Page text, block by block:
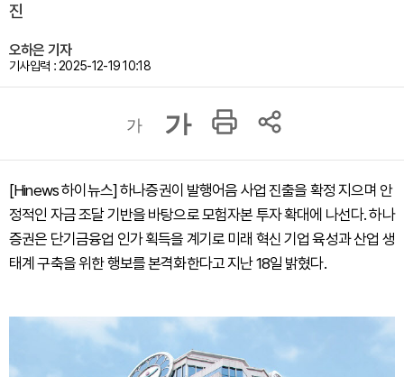
진
오하은 기자
기사입력 : 2025-12-19 10:18
가 가
[Hinews 하이뉴스] 하나증권이 발행어음 사업 진출을 확정 지으며 안
정적인 자금 조달 기반을 바탕으로 모험자본 투자 확대에 나선다. 하나
증권은 단기금융업 인가 획득을 계기로 미래 혁신 기업 육성과 산업 생
태계 구축을 위한 행보를 본격화한다고 지난 18일 밝혔다.